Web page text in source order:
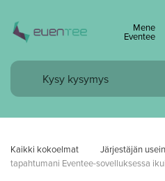
Mene
Eventee
Kaikki kokoelmat Järjestäjän
tapahtumani Eventee-sovelluksessa